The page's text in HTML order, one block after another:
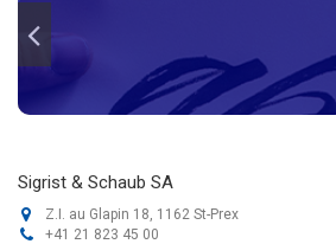
Sigrist & Schaub SA
Z.I. au Glapin 18, 1162 St-Prex
+41 21 823 45 00